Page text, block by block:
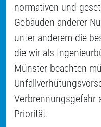
normativen und
Gebäuden anderer
unter anderem die
die wir als
Münster beachten
Verbrennungsgefahr
Priorität.